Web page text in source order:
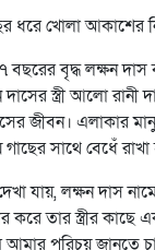
খোলা আকাশের
বছরের বৃদ্ধ লক্ষন
দাসের স্ত্রী আলো
জীবন। এলাকার
সাথে বেধেঁ রাখা
যায়, লক্ষন দাস
করে তার স্ত্রীর
আমার পরিচয় জানতে